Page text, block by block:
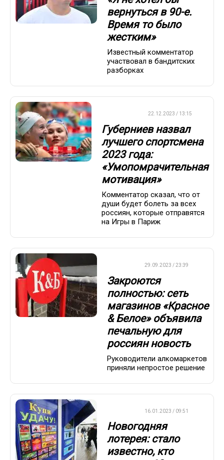
вернуться в 90-е.
Время то было
жестким»
Известный комментатор
участвовал в бандитских
разборках
22.12.2023 / 13:15
Губерниев назвал
лучшего спортсмена
2023 года:
«Умопомрачительная
мотивация»
Комментатор сказал, что от
души будет болеть за всех
россиян, которые отправятся
на Игры в Париж
29.09.2023 / 23:39
Закроются
полностью: сеть
магазинов «Красное
& Белое» объявила
печальную для
россиян новость
Руководители алкомаркетов
приняли непростое решение
16.01.2023 / 09:51
Новогодняя
лотерея: стало
известно, кто